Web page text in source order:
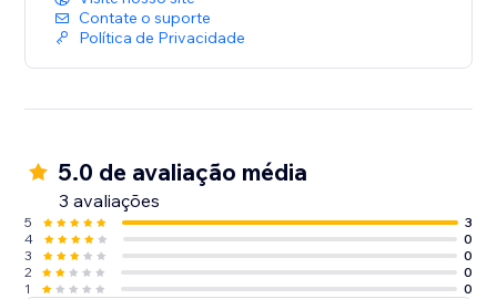
Contate o suporte
Política de Privacidade
5.0 de avaliação média
3 avaliações
5
3
4
0
3
0
2
0
1
0